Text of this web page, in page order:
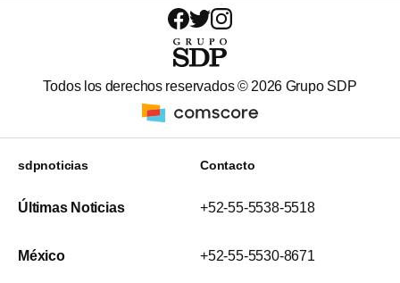
Todos los derechos reservados © 2026 Grupo SDP
sdpnoticias
Últimas Noticias
México
Contacto
+52-55-5538-5518
+52-55-5530-8671